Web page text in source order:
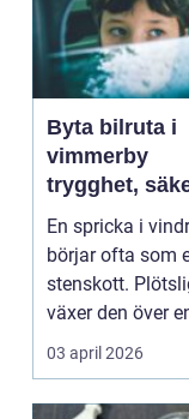
Byta bilruta i
vimmerby
trygghet,
och smidig
hantering
En spricka i
börjar ofta som
stenskott.
växer den över
och fr...
03 april 2026